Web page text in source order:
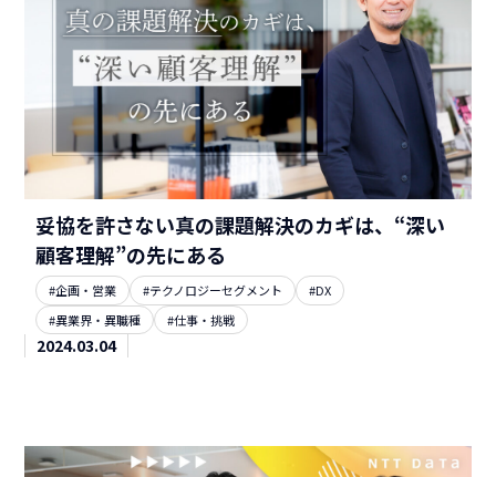
妥協を許さない真の課題解決のカギは、“深い
顧客理解”の先にある
#企画・営業 #テクノロジーセグメント
#DX
#異業界・異職種
#仕事・挑戦
2024.03.04